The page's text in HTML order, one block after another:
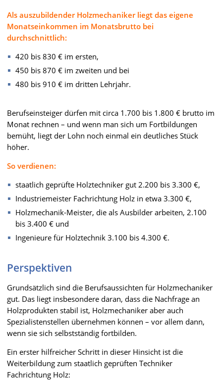
Als auszubildender Holzmechaniker liegt das eigene
Monatseinkommen im Monatsbrutto bei
durchschnittlich:
420 bis 830 € im ersten,
450 bis 870 € im zweiten und bei
480 bis 910 € im dritten Lehrjahr.
Berufseinsteiger dürfen mit circa 1.700 bis 1.800 € brutto im
Monat rechnen – und wenn man sich um Fortbildungen
bemüht, liegt der Lohn noch einmal ein deutliches Stück
höher.
So verdienen:
staatlich geprüfte Holztechniker gut 2.200 bis 3.300 €,
Industriemeister Fachrichtung Holz in etwa 3.300 €,
Holzmechanik-Meister, die als Ausbilder arbeiten, 2.100
bis 3.400 € und
Ingenieure für Holztechnik 3.100 bis 4.300 €.
Perspektiven
Grundsätzlich sind die Berufsaussichten für Holzmechaniker
gut. Das liegt insbesondere daran, dass die Nachfrage an
Holzprodukten stabil ist, Holzmechaniker aber auch
Spezialistenstellen übernehmen können – vor allem dann,
wenn sie sich selbstständig fortbilden.
Ein erster hilfreicher Schritt in dieser Hinsicht ist die
Weiterbildung zum staatlich geprüften Techniker
Fachrichtung Holz: